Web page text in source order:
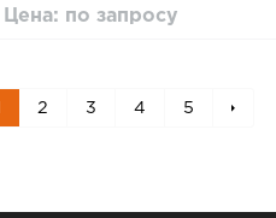
Цена: по запросу
2 3 4 5